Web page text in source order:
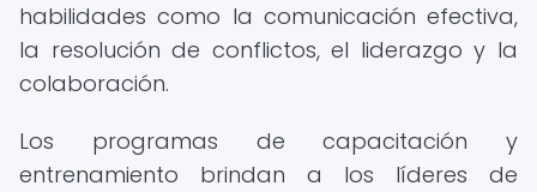
habilidades como la comunicación efectiva,
la resolución de conflictos, el liderazgo y la
colaboración.
Los programas de capacitación y
entrenamiento brindan a los líderes de